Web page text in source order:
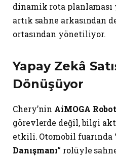
dinamik rota planlaması
artık sahne arkasından
ortasından yönetiliyor.
Yapay Zekâ
Dönüşüyor
Chery’nin AiMOGA
görevlerde değil, bilgi
etkili. Otomobil fuarında
Danışmanı” rolüyle